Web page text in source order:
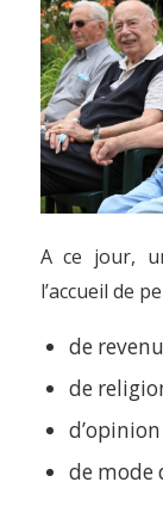
A ce jour,
l’accueil de
de
de
de mode